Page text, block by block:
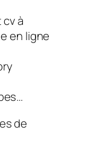
à
en ligne